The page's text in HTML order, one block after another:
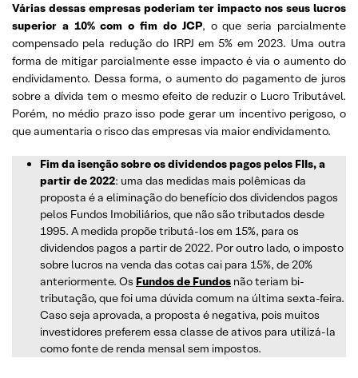
Várias dessas empresas poderiam ter impacto nos seus lucros
superior a 10% com o fim do JCP, o que seria parcialmente
compensado pela redução do IRPJ em 5% em 2023. Uma outra
forma de mitigar parcialmente esse impacto é via o aumento do
endividamento. Dessa forma, o aumento do pagamento de juros
sobre a dívida tem o mesmo efeito de reduzir o Lucro Tributável.
Porém, no médio prazo isso pode gerar um incentivo perigoso, o
que aumentaria o risco das empresas via maior endividamento.
Fim da isenção sobre os dividendos pagos pelos FIIs, a
partir de 2022: uma das medidas mais polêmicas da
proposta é a eliminação do benefício dos dividendos pagos
pelos Fundos Imobiliários, que não são tributados desde
1995. A medida propõe tributá-los em 15%, para os
dividendos pagos a partir de 2022. Por outro lado, o imposto
sobre lucros na venda das cotas cai para 15%, de 20%
anteriormente. Os Fundos de Fundos não teriam bi-
tributação, que foi uma dúvida comum na última sexta-feira.
Caso seja aprovada, a proposta é negativa, pois muitos
investidores preferem essa classe de ativos para utilizá-la
como fonte de renda mensal sem impostos.